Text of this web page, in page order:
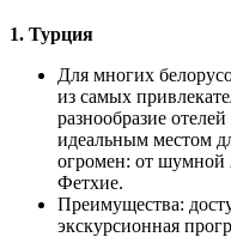
1. Турция
Для многих
из самых
разнообразие
идеальным местом
огромен: от шумной
Фетхие.
Преимущества:
экскурсионная